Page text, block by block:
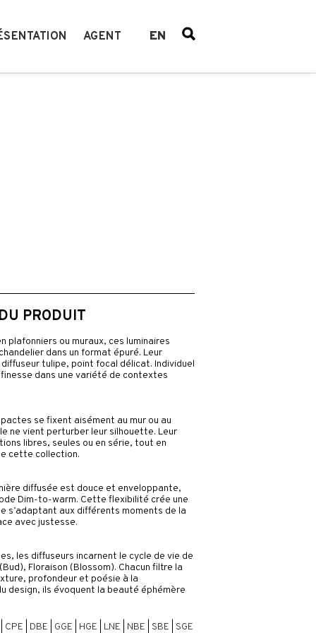
AGENT EN
PRODUIT
plafonniers ou muraux, ces luminaires
dans un format épuré. Leur
tulipe, point focal délicat. Individuel
dans une variété de contextes
se fixent aisément au mur ou au
ne vient perturber leur silhouette. Leur
libres, seules ou en série, tout en
cette collection.
diffusée est douce et enveloppante,
Dim-to-warm. Cette flexibilité crée une
s’adaptant aux différents moments de la
avec justesse.
les diffuseurs incarnent le cycle de vie de
Floraison (Blossom). Chacun filtre la
profondeur et poésie à la
design, ils évoquent la beauté éphémère
CPE DBE GGE HGE LNE NBE SBE SGE